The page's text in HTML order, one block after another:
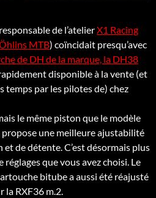
de l’atelierX1 Racing
MTB) coïncidait presqu’avec
de DH de la marque, la DH38
disponible à la vente (et
temps par les pilotes de) chez
le même piston que le modèle
propose une meilleure ajustabilité
de détente. C’est désormais plus
réglages que vous avez choisi. Le
bitube a aussi été réajusté
la RXF36 m.2.